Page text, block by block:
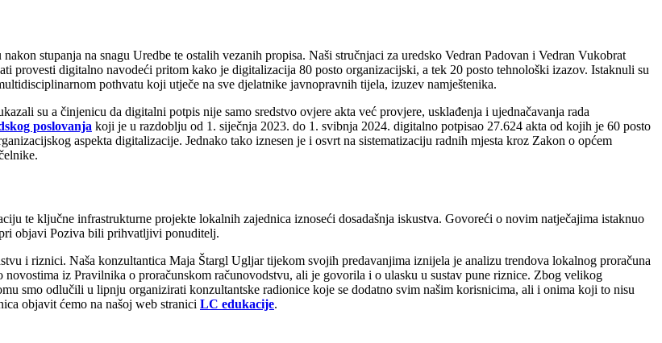
stupanja na snagu Uredbe te ostalih vezanih propisa. Naši stručnjaci za uredsko Vedran Padovan i Vedran Vukobrat
provesti digitalno navodeći pritom kako je digitalizacija 80 posto organizacijski, a tek 20 posto tehnološki izazov. Istaknuli su
pothvatu koji utječe na sve djelatnike javnopravnih tijela, izuzev namještenika.
su a činjenicu da digitalni potpis nije samo sredstvo ovjere akta već provjere, usklađenja i ujednačavanja rada
poslovanja koji je u razdoblju od 1. siječnja 2023. do 1. svibnja 2024. digitalno potpisao 27.624 akta od kojih je 60 posto
aspekta digitalizacije. Jednako tako iznesen je i osvrt na sistematizaciju radnih mjesta kroz Zakon o općem
te ključne infrastrukturne projekte lokalnih zajednica iznoseći dosadašnja iskustva. Govoreći o novim natječajima istaknuo
objavi Poziva bili prihvatljivi ponuditelj.
i riznici. Naša konzultantica Maja Štargl Ugljar tijekom svojih predavanjima iznijela je analizu trendova lokalnog proračuna
novostima iz Pravilnika o proračunskom računovodstvu, ali je govorila i o ulasku u sustav pune riznice. Zbog velikog
smo odlučili u lipnju organizirati konzultantske radionice koje se dodatno svim našim korisnicima, ali i onima koji to nisu
objavit ćemo na našoj web stranici LC edukacije.